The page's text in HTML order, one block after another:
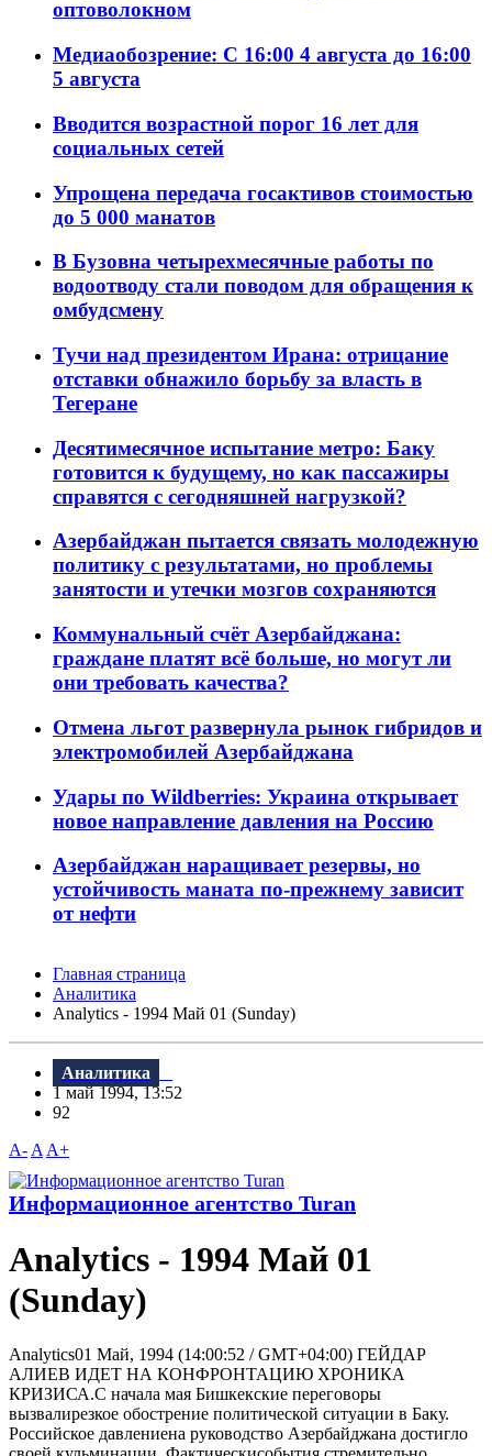
оптоволокном
Медиаобозрение: С 16:00 4 августа до 16:00
5 августа
Вводится возрастной порог 16 лет для
социальных сетей
Упрощена передача госактивов стоимостью
до 5 000 манатов
В Бузовна четырехмесячные работы по
водоотводу стали поводом для обращения к
омбудсмену
Тучи над президентом Ирана: отрицание
отставки обнажило борьбу за власть в
Тегеране
Десятимесячное испытание метро: Баку
готовится к будущему, но как пассажиры
справятся с сегодняшней нагрузкой?
Азербайджан пытается связать молодежную
политику с результатами, но проблемы
занятости и утечки мозгов сохраняются
Коммунальный счёт Азербайджана:
граждане платят всё больше, но могут ли
они требовать качества?
Отмена льгот развернула рынок гибридов и
электромобилей Азербайджана
Удары по Wildberries: Украина открывает
новое направление давления на Россию
Азербайджан наращивает резервы, но
устойчивость маната по-прежнему зависит
от нефти
Главная страница
Аналитика
Analytics - 1994 Май 01 (Sunday)
Аналитика
1 май 1994, 13:52
92
A- A A+
Информационное агентство Turan
Analytics - 1994 Май 01
(Sunday)
Analytics01 Май, 1994 (14:00:52 / GMT+04:00) ГЕЙДАР
АЛИЕВ ИДЕТ НА КОНФРОНТАЦИЮ ХРОНИКА
КРИЗИСА.С начала мая Бишкекские переговоры
вызвалирезкое обострение политической ситуации в Баку.
Российское давлениена руководство Азербайджана достигло